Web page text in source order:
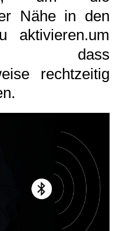
Nähe in den
aktivieren.um
dass
rechtzeitig